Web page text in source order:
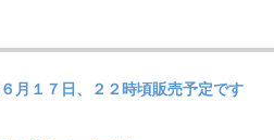
月１７日、２２時頃販売予定です